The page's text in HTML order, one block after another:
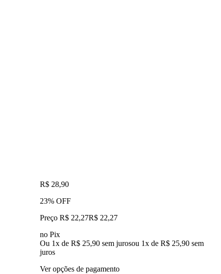
R$ 28,90
23% OFF
Preço R$ 22,27R$ 22,27
no Pix
Ou 1x de R$ 25,90 sem jurosou 1x de R$ 25,90 sem
juros
Ver opções de pagamento